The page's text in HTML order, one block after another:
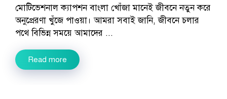
মোটিভেশনাল ক্যাপশন বাংলা খোঁজা মানেই জীবনে নতুন করে
অনুপ্রেরণা খুঁজে পাওয়া। আমরা সবাই জানি, জীবনে চলার
পথে বিভিন্ন সময়ে আমাদের ...
Read more